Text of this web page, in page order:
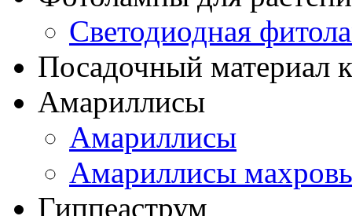
Светодиодная
Посадочный материал
Амариллисы
Амариллисы
Амариллисы
Гиппеаструм